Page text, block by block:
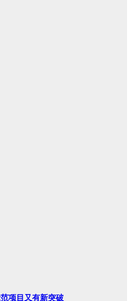
项目又有新突破